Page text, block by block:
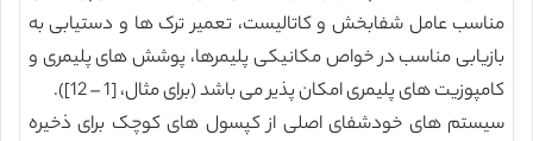
مناسب عامل شفابخش و کاتالیست، تعمیر ترک ها و دستیابی به
بازیابی مناسب در خواص مکانیکی پلیمرها، پوشش های پلیمری و
کامپوزیت های پلیمری امکان پذیر می باشد (برای مثال، [1 – 12]).
سیستم های خودشفای اصلی از کپسول های کوچک برای ذخیره